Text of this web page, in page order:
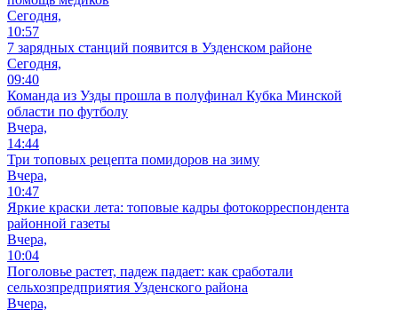
Сегодня,
10:57
7 зарядных станций появится в Узденском районе
Сегодня,
09:40
Команда из Узды прошла в полуфинал Кубка Минской
области по футболу
Вчера,
14:44
Три топовых рецепта помидоров на зиму
Вчера,
10:47
Яркие краски лета: топовые кадры фотокорреспондента
районной газеты
Вчера,
10:04
Поголовье растет, падеж падает: как сработали
сельхозпредприятия Узденского района
Вчера,